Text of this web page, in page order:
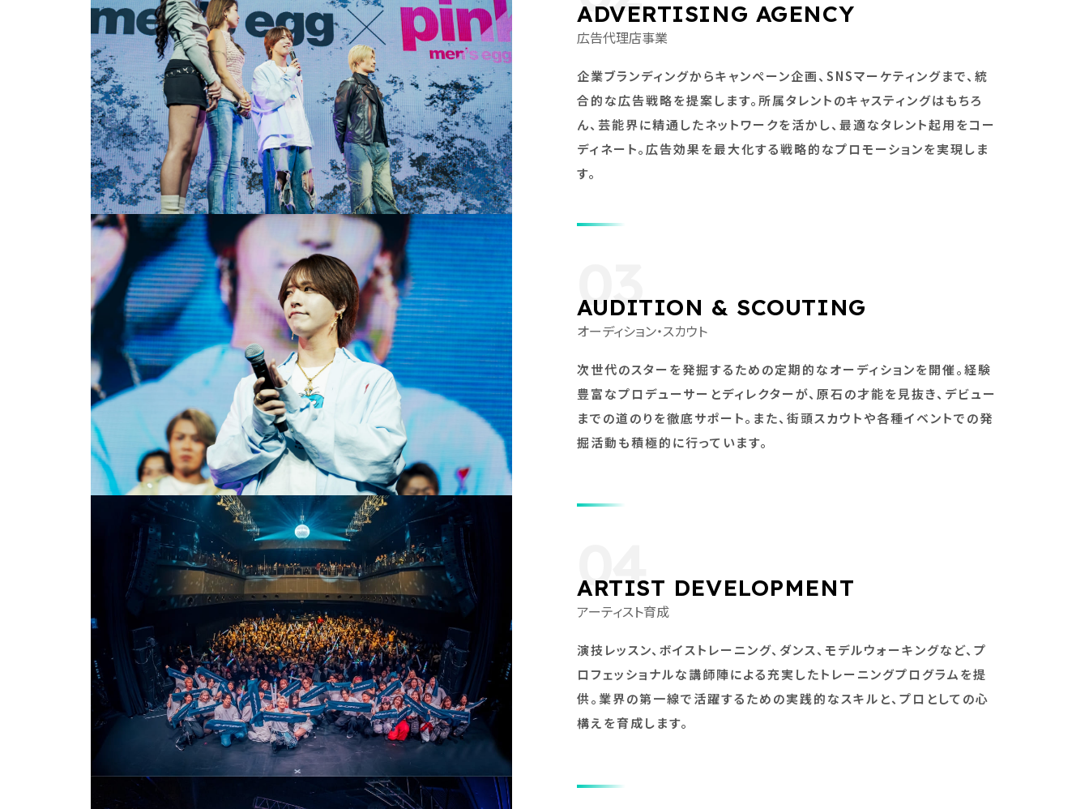
ADVERTISING AGENCY
広告代理店事業
企業ブランディングからキャンペーン企画、SNSマーケティングまで、統
合的な広告戦略を提案します。所属タレントのキャスティングはもちろ
ん、芸能界に精通したネットワークを活かし、最適なタレント起用をコー
ディネート。広告効果を最大化する戦略的なプロモーションを実現しま
す。
03
AUDITION & SCOUTING
オーディション・スカウト
次世代のスターを発掘するための定期的なオーディションを開催。経験
豊富なプロデューサーとディレクターが、原石の才能を見抜き、デビュー
までの道のりを徹底サポート。また、街頭スカウトや各種イベントでの発
掘活動も積極的に行っています。
04
ARTIST DEVELOPMENT
アーティスト育成
演技レッスン、ボイストレーニング、ダンス、モデルウォーキングなど、プ
ロフェッショナルな講師陣による充実したトレーニングプログラムを提
供。業界の第一線で活躍するための実践的なスキルと、プロとしての心
構えを育成します。